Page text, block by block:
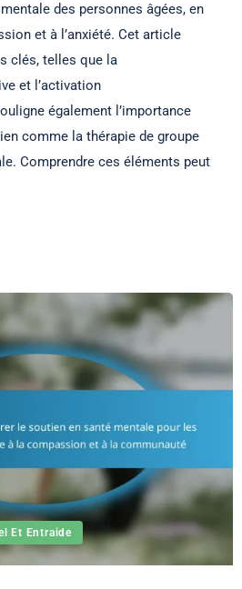
des personnes âgées, en
et à l’anxiété. Cet article
clés, telles que la
et l’activation
également l’importance
comme la thérapie de groupe
Comprendre ces éléments peut
Et Entraide